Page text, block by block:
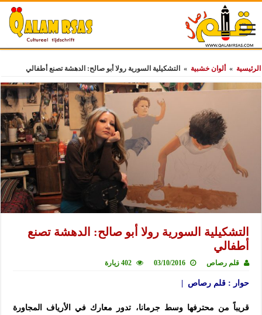
الرئيسية » ألوان خشبية » التشكيلية السورية رولا أبو صالح: الدهشة تصنع أطفالي
التشكيلية السورية رولا أبو صالح: الدهشة تصنع
أطفالي
قلم رصاص 03/10/2016 402 زيارة
حوار : قلم رصاص |
قريباً من محترفها وسط جرمانا، تدور معارك في الأرياف المجاورة